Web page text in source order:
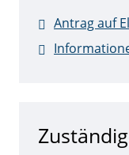
Antrag auf